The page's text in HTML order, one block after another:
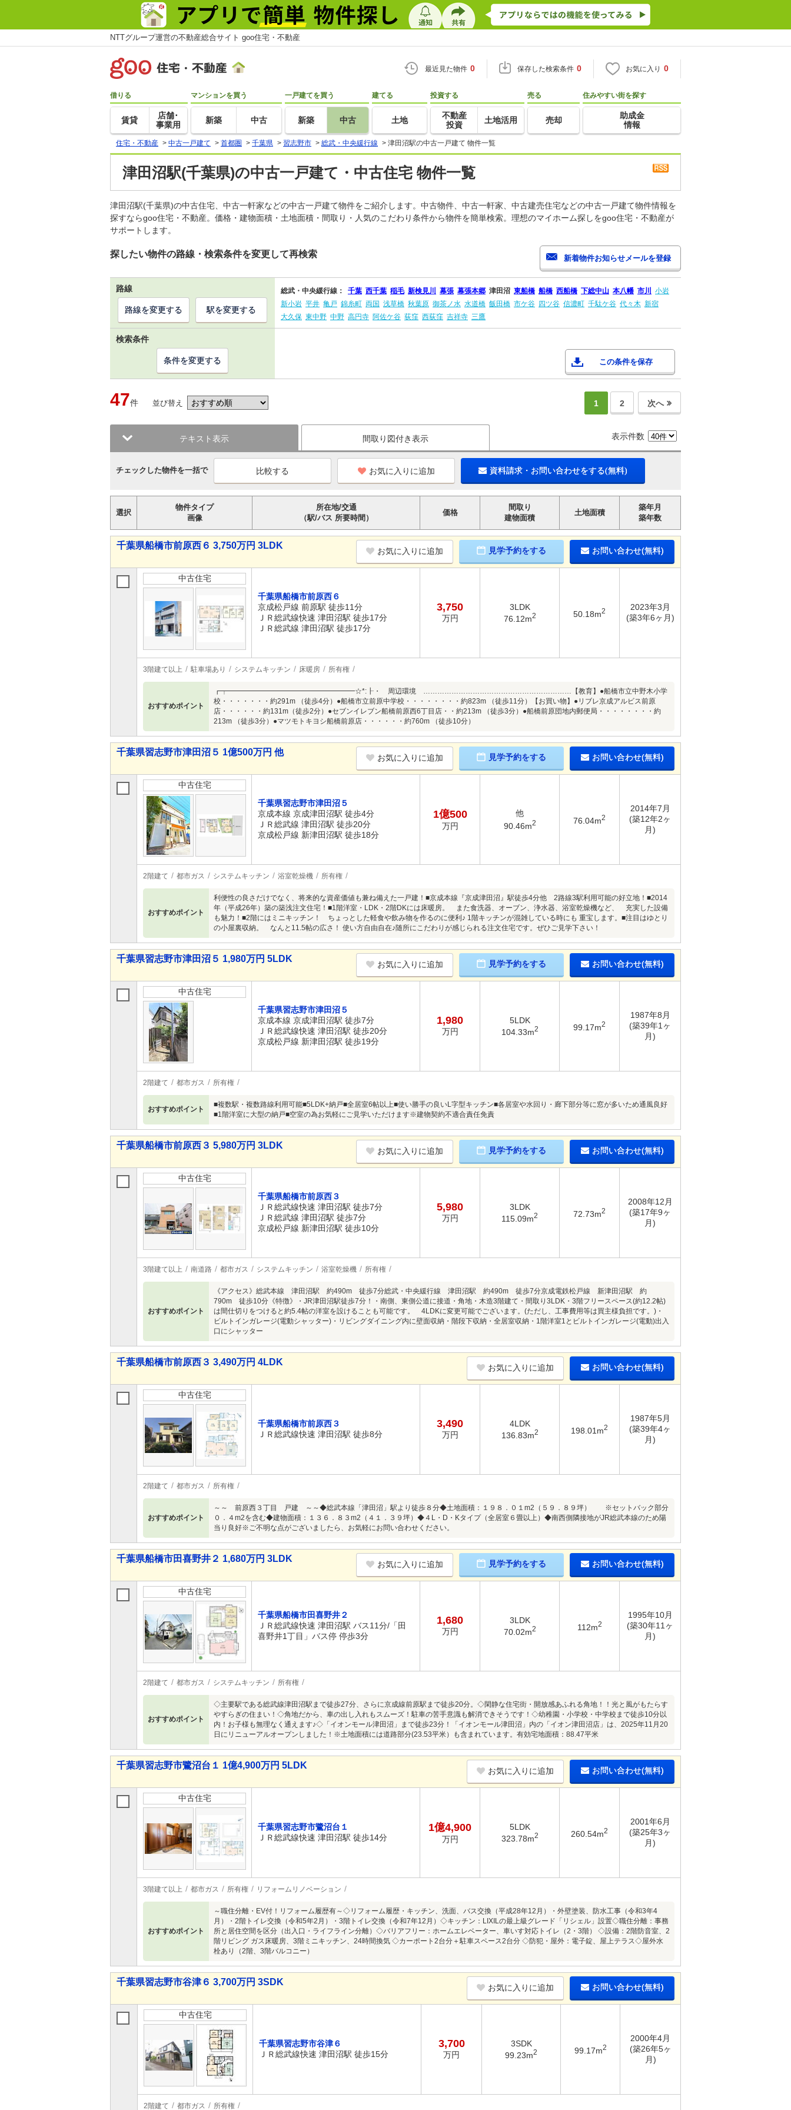
NTTグループ運営の不動産総合サイト goo住宅・不動産
最近見た物件 0 保存した検索条件 0 お気に入り 0
借りる
賃貸
店舗･
事業用
マンションを買う
新築 中古
一戸建てを買う
新築 中古
建てる
土地
投資する
不動産
投資
土地活用
売る
売却
住みやすい街を探す
助成金
情報
住宅・不動産 > 中古一戸建て > 首都圏 > 千葉県 > 習志野市 > 総武・中央緩行線 > 津田沼駅の中古一戸建て 物件一覧
津田沼駅(千葉県)の中古一戸建て・中古住宅 物件一覧
津田沼駅(千葉県)の中古住宅、中古一軒家などの中古一戸建て物件をご紹介します。中古物件、中古一軒家、中古建売住宅などの中古一戸建て物件情報を
探すならgoo住宅・不動産。価格・建物面積・土地面積・間取り・人気のこだわり条件から物件を簡単検索。理想のマイホーム探しをgoo住宅・不動産が
サポートします。
探したい物件の路線・検索条件を変更して再検索
路線 総武・中央緩行線： 千葉 西千葉 稲毛 新検見川 幕張 幕張本郷 津田沼 東船橋 船橋 西船橋 下総中山 本八幡 市川
小岩
新小岩 平井 亀戸 錦糸町 両国 浅草橋 秋葉原 御茶ノ水 水道橋 飯田橋 市ケ谷 四ツ谷 信濃町 千駄ケ谷 代々木 新宿
大久保 東中野 中野 高円寺 阿佐ケ谷 荻窪 西荻窪 吉祥寺 三鷹
路線を変更する 駅を変更する
検索条件
この条件を保存
条件を変更する
47件 並び替え 1 2 次へ
テキスト表示 間取り図付き表示 表示件数
チェックした物件を一括で お気に入りに追加 資料請求・お問い合わせをする(無料)
選択
物件タイプ
画像
所在地/交通
（駅/バス 所要時間）
価格
間取り
建物面積
土地面積
築年月
築年数
千葉県船橋市前原西６ 3,750万円 3LDK
お気に入りに追加 見学予約をする お問い合わせ(無料)
中古住宅
千葉県船橋市前原西６
京成松戸線 前原駅 徒歩11分
ＪＲ総武線快速 津田沼駅 徒歩17分
ＪＲ総武線 津田沼駅 徒歩17分
3,750
万円
3LDK
76.12m2 50.18m2
2023年3月
(築3年6ヶ月)
3階建て以上 駐車場あり システムキッチン 床暖房 所有権
おすすめポイント
┏┯━━━━━━━━━━━━━━━━━━☆*:┠・ 周辺環境 ………………………………………………………【教育】●船橋市立中野木小学
校・・・・・・・約291m （徒歩4分）●船橋市立前原中学校・・・・・・・・約823m （徒歩11分）【お買い物】●リブレ京成アルビス前原
店・・・・・・約131m（徒歩2分）●セブンイレブン船橋前原西6丁目店・・約213m （徒歩3分）●船橋前原団地内郵便局・・・・・・・・約
213m （徒歩3分）●マツモトキヨシ船橋前原店・・・・・・約760m （徒歩10分）
千葉県習志野市津田沼５ 1億500万円 他
お気に入りに追加 見学予約をする お問い合わせ(無料)
中古住宅
千葉県習志野市津田沼５
京成本線 京成津田沼駅 徒歩4分
ＪＲ総武線 津田沼駅 徒歩20分
京成松戸線 新津田沼駅 徒歩18分
1億500
万円
他
90.46m2 76.04m2
2014年7月
(築12年2ヶ
月)
2階建て 都市ガス システムキッチン 浴室乾燥機 所有権
おすすめポイント
利便性の良さだけでなく、将来的な資産価値も兼ね備えた一戸建！■京成本線『京成津田沼』駅徒歩4分他 2路線3駅利用可能の好立地！■2014
年（平成26年）築の築浅注文住宅！■1階洋室・LDK・2階DKには床暖房。 また食洗器、オーブン、浄水器、浴室乾燥機など、 充実した設備
も魅力！■2階にはミニキッチン！ ちょっとした軽食や飲み物を作るのに便利♪ 1階キッチンが混雑している時にも 重宝します。■注目はゆとり
の小屋裏収納。 なんと11.5帖の広さ！ 使い方自由自在♪随所にこだわりが感じられる注文住宅です。ぜひご見学下さい！
千葉県習志野市津田沼５ 1,980万円 5LDK
お気に入りに追加 見学予約をする お問い合わせ(無料)
中古住宅
千葉県習志野市津田沼５
京成本線 京成津田沼駅 徒歩7分
ＪＲ総武線快速 津田沼駅 徒歩20分
京成松戸線 新津田沼駅 徒歩19分
1,980
万円
5LDK
104.33m2 99.17m2
1987年8月
(築39年1ヶ
月)
2階建て 都市ガス 所有権
おすすめポイント
■複数駅・複数路線利用可能■5LDK+納戸■全居室6帖以上■使い勝手の良いL字型キッチン■各居室や水回り・廊下部分等に窓が多いため通風良好
■1階洋室に大型の納戸■空室の為お気軽にご見学いただけます※建物契約不適合責任免責
千葉県船橋市前原西３ 5,980万円 3LDK
お気に入りに追加 見学予約をする お問い合わせ(無料)
中古住宅
千葉県船橋市前原西３
ＪＲ総武線快速 津田沼駅 徒歩7分
ＪＲ総武線 津田沼駅 徒歩7分
京成松戸線 新津田沼駅 徒歩10分
5,980
万円
3LDK
115.09m2 72.73m2
2008年12月
(築17年9ヶ
月)
3階建て以上 南道路 都市ガス システムキッチン 浴室乾燥機 所有権
おすすめポイント
《アクセス》総武本線 津田沼駅 約490m 徒歩7分総武・中央緩行線 津田沼駅 約490m 徒歩7分京成電鉄松戸線 新津田沼駅 約
790m 徒歩10分《特徴》・JR津田沼駅徒歩7分！・南側、東側公道に接道・角地・木造3階建て・間取り3LDK・3階フリースペース(約12.2帖)
は間仕切りをつけると約5.4帖の洋室を設けることも可能です。 4LDKに変更可能でございます。(ただし、工事費用等は買主様負担です。)・
ビルトインガレージ(電動シャッター)・リビングダイニング内に壁面収納・階段下収納・全居室収納・1階洋室1とビルトインガレージ(電動)出入
口にシャッター
千葉県船橋市前原西３ 3,490万円 4LDK
お気に入りに追加 お問い合わせ(無料)
中古住宅
千葉県船橋市前原西３
ＪＲ総武線快速 津田沼駅 徒歩8分
3,490
万円
4LDK
136.83m2 198.01m2
1987年5月
(築39年4ヶ
月)
2階建て 都市ガス 所有権
おすすめポイント
～～ 前原西３丁目 戸建 ～～◆総武本線「津田沼」駅より徒歩８分◆土地面積：１９８．０１m2（５９．８９坪） ※セットバック部分
０．４m2を含む◆建物面積：１３６．８３m2（４１．３９坪）◆４L・D・Kタイプ（全居室６畳以上）◆南西側隣接地がJR総武本線のため陽
当り良好※ご不明な点がございましたら、お気軽にお問い合わせください。
千葉県船橋市田喜野井２ 1,680万円 3LDK
お気に入りに追加 見学予約をする お問い合わせ(無料)
中古住宅
千葉県船橋市田喜野井２
ＪＲ総武線快速 津田沼駅 バス11分/「田
喜野井1丁目」バス停 停歩3分
1,680
万円
3LDK
70.02m2 112m2
1995年10月
(築30年11ヶ
月)
2階建て 都市ガス システムキッチン 所有権
おすすめポイント
◇主要駅である総武線津田沼駅まで徒歩27分、さらに京成線前原駅まで徒歩20分。◇閑静な住宅街・開放感あふれる角地！！光と風がもたらす
やすらぎの住まい！◇角地だから、車の出し入れもスムーズ！駐車の苦手意識も解消できそうです！◇幼稚園・小学校・中学校まで徒歩10分以
内！お子様も無理なく通えます♪◇「イオンモール津田沼」まで徒歩23分！「イオンモール津田沼」内の「イオン津田沼店」は、2025年11月20
日にリニューアルオープンしました！※土地面積には道路部分(23.53平米）も含まれています。有効宅地面積：88.47平米
千葉県習志野市鷺沼台１ 1億4,900万円 5LDK
お気に入りに追加 お問い合わせ(無料)
中古住宅
千葉県習志野市鷺沼台１
ＪＲ総武線快速 津田沼駅 徒歩14分
1億4,900
万円
5LDK
323.78m2 260.54m2
2001年6月
(築25年3ヶ
月)
3階建て以上 都市ガス 所有権 リフォームリノベーション
おすすめポイント
～職住分離・EV付！リフォーム履歴有～◇リフォーム履歴・キッチン、洗面、バス交換（平成28年12月）・外壁塗装、防水工事（令和3年4
月）・2階トイレ交換（令和5年2月）・3階トイレ交換（令和7年12月）◇キッチン：LIXILの最上級グレード「リシェル」設置◇職住分離：事務
所と居住空間を区分（出入口・ライフライン分離）◇バリアフリー：ホームエレベーター、車いす対応トイレ（2・3階） ◇設備：2階防音室、2
階リビング ガス床暖房、3階ミニキッチン、24時間換気 ◇カーポート2台分＋駐車スペース2台分 ◇防犯・屋外：電子錠、屋上テラス◇屋外水
栓あり（2階、3階バルコニー）
千葉県習志野市谷津６ 3,700万円 3SDK
お気に入りに追加 お問い合わせ(無料)
中古住宅
千葉県習志野市谷津６
ＪＲ総武線快速 津田沼駅 徒歩15分
3,700
万円
3SDK
99.23m2 99.17m2
2000年4月
(築26年5ヶ
月)
2階建て 都市ガス 所有権